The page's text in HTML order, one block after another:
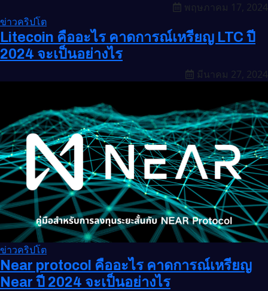
พฤษภาคม 17, 2024
ข่าวคริปโต
Litecoin คืออะไร คาดการณ์เหรียญ LTC ปี
2024 จะเป็นอย่างไร
มีนาคม 27, 2024
ข่าวคริปโต
Near protocol คืออะไร คาดการณ์เหรียญ
Near ปี 2024 จะเป็นอย่างไร